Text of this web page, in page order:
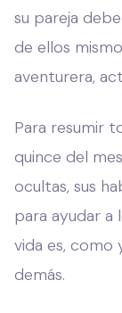
su pareja
de ellos
aventurera,
Para resumir
quince del
ocultas, sus
para ayudar a
vida es, como
demás.